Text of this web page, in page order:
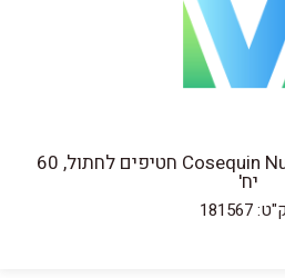
תוסף מפרקים Cosequin Nutramax חטיפים לחתול, 60
יח'
181567